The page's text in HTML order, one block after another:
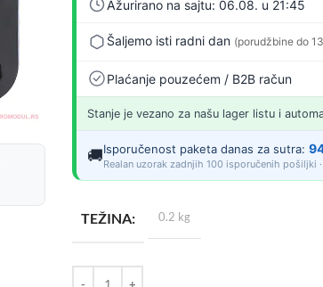
Ažurirano na sajtu: 06.08. u 21:45
Šaljemo isti radni dan (porudžbine do
Plaćanje pouzećem / B2B račun
Stanje je vezano za našu lager listu i
🚚Isporučenost paketa danas za sutra:
Realan uzorak zadnjih 100 isporučenih pošiljki
TEŽINA 0.2 kg